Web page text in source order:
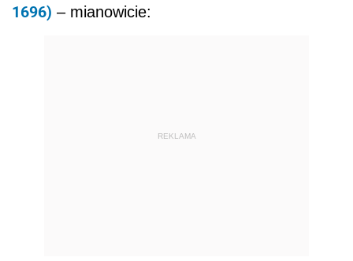
1696) – mianowicie:
REKLAMA